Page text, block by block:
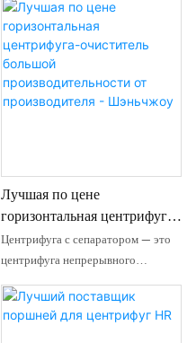
Лучшая по цене
горизонтальная центрифуга-
очиститель большой
производительности от
производителя - Шэньчжоу
Центрифуга с сепаратором — это
центрифуга непрерывного
вращения с прерывистым режимом
работы. Она может быть как с
автоматическим, так и с ручным